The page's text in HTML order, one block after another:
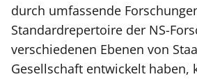
durch umfassende
Standardrepertoire der NS-
verschiedenen Ebenen von
Gesellschaft entwickelt haben,